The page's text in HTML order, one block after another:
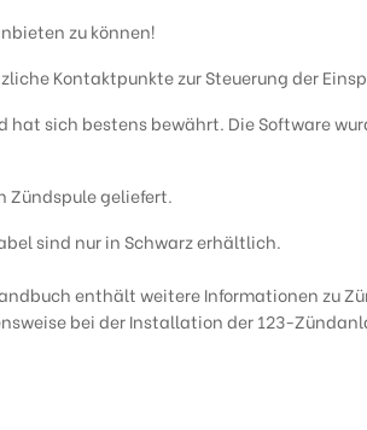
zu können!
Kontaktpunkte zur Steuerung der
sich bestens bewährt. Die Software
Zündspule geliefert.
sind nur in Schwarz erhältlich.
enthält weitere Informationen zu
bei der Installation der 123-